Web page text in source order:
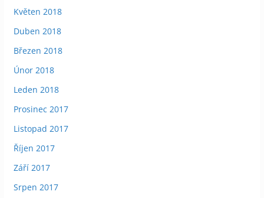
Květen 2018
Duben 2018
Březen 2018
Únor 2018
Leden 2018
Prosinec 2017
Listopad 2017
Říjen 2017
Září 2017
Srpen 2017